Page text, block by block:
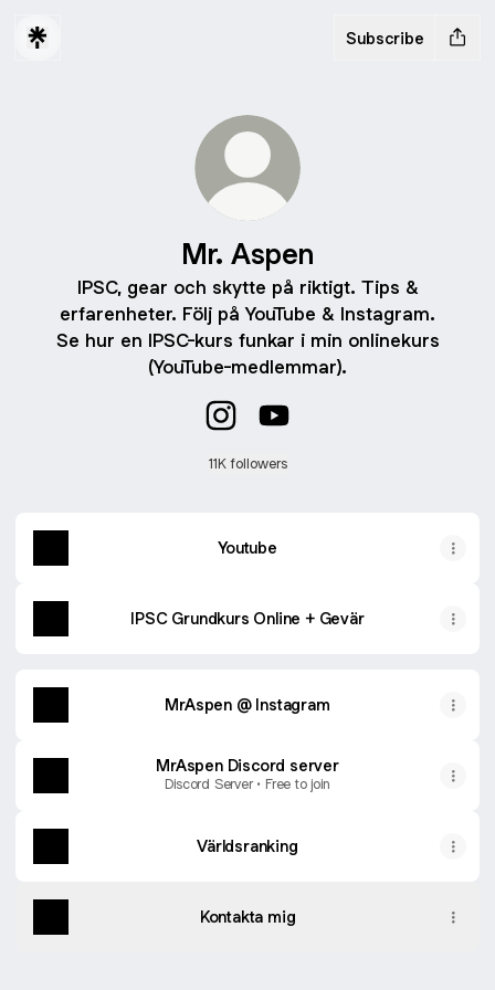
Subscribe
Mr. Aspen
IPSC, gear och skytte på riktigt. Tips &
erfarenheter. Följ på YouTube & Instagram.
Se hur en IPSC-kurs funkar i min onlinekurs
(YouTube-medlemmar).
11K followers
Youtube
IPSC Grundkurs Online + Gevär
MrAspen @ Instagram
MrAspen Discord server
Discord Server • Free to join
Världsranking
Kontakta mig